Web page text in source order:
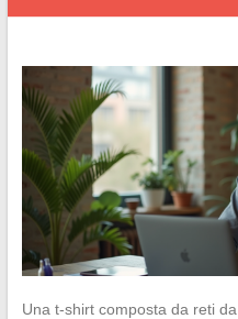
Una t-shirt composta da reti